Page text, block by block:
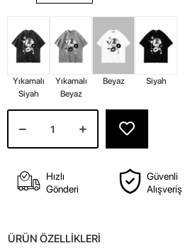
Yıkamalı
Siyah
Yıkamalı
Beyaz
Beyaz Siyah
Hızlı
Gönderi
Güvenli
Alışveriş
ÜRÜN ÖZELLİKLERİ